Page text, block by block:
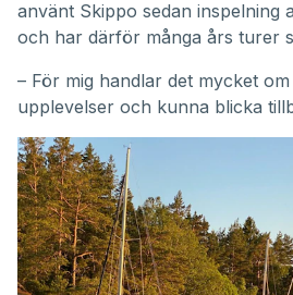
använt Skippo sedan inspelning
och har därför många års turer
– För mig handlar det mycket
upplevelser och kunna blicka